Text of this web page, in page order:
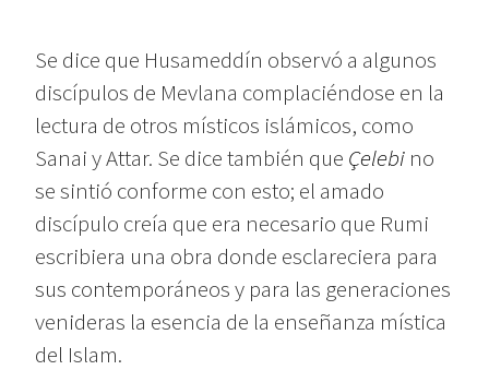
Se dice que Husameddín observó a algunos
discípulos de Mevlana complaciéndose en la
lectura de otros místicos islámicos, como
Sanai y Attar. Se dice también que Çelebi no
se sintió conforme con esto; el amado
discípulo creía que era necesario que Rumi
escribiera una obra donde esclareciera para
sus contemporáneos y para las generaciones
venideras la esencia de la enseñanza mística
del Islam.